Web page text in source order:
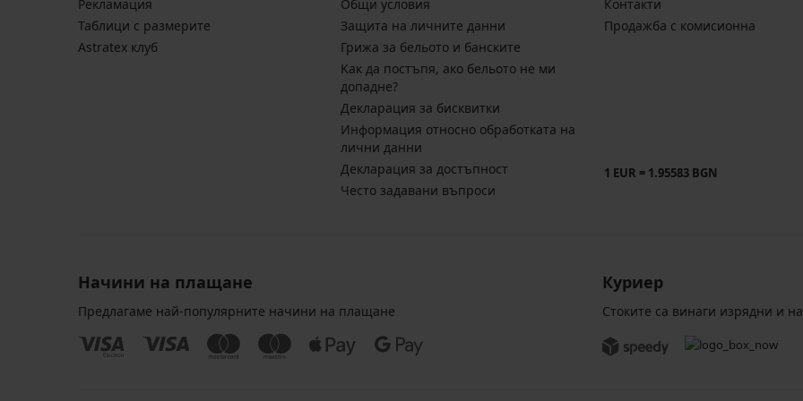
Pекламация
Таблици с размерите
Astratex клуб
Общи условия
Защита на личните данни
Грижа за бельото и банските
Kак да постъпя, ако бельото не ми
допадне?
Декларация за бисквитки
Информация относно обработката на
лични данни
Декларация за достъпност
Често задавани въпроси
Контакти
Продажба с комисионна
1 EUR = 1.95583 BGN
Начини на плащане
Предлагаме най-популярните начини на плащане
Куриер
Стоките са винаги изрядни и